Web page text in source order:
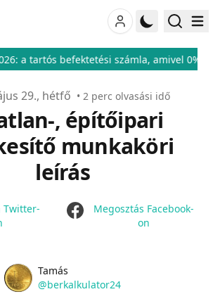
befektetési számla, amivel 0%-ra
29., hétfő • 2 perc olvasási idő
, építőipari
munkaköri
leírás
Twitter-
facebook
Megosztás Facebook-
on
Name
Tamás
Twitter
@berkalkulator24